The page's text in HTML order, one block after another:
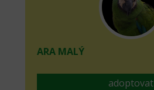
ARA MALÝ
adoptovat